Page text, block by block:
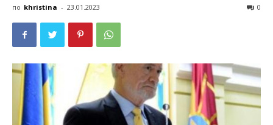
по khristina - 23.01.2023 0